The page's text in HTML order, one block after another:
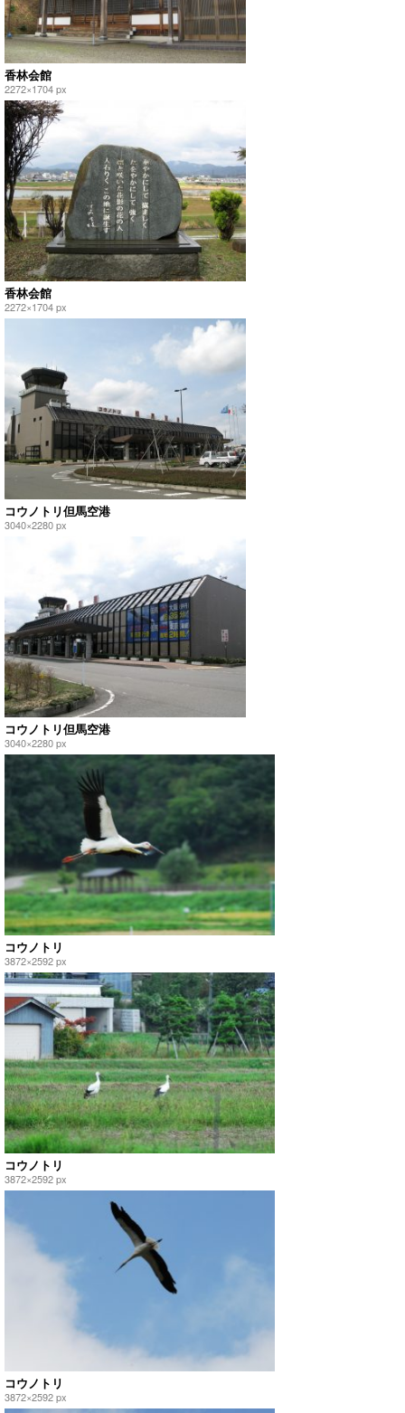
香林会館
2272×1704 px
香林会館
2272×1704 px
コウノトリ但馬空港
3040×2280 px
コウノトリ但馬空港
3040×2280 px
コウノトリ
3872×2592 px
コウノトリ
3872×2592 px
コウノトリ
3872×2592 px